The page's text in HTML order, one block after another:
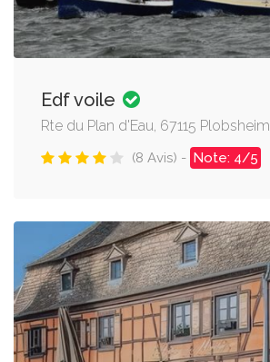
Edf voile
Rte du Plan d'Eau, 67115 Plobsheim
(8 Avis) - Note: 4/5